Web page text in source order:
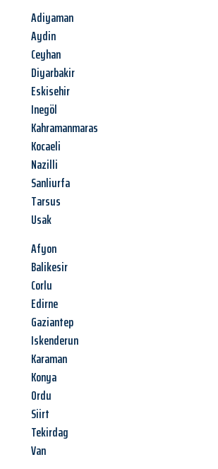
Adiyaman
Aydin
Ceyhan
Diyarbakir
Eskisehir
Inegöl
Kahramanmaras
Kocaeli
Nazilli
Sanliurfa
Tarsus
Usak
Afyon
Balikesir
Corlu
Edirne
Gaziantep
Iskenderun
Karaman
Konya
Ordu
Siirt
Tekirdag
Van